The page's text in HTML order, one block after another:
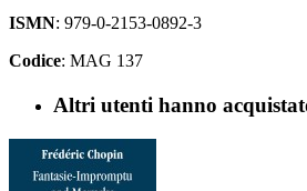
ISMN: 979-0-2153-0892-3
Codice: MAG 137
Altri utenti hanno